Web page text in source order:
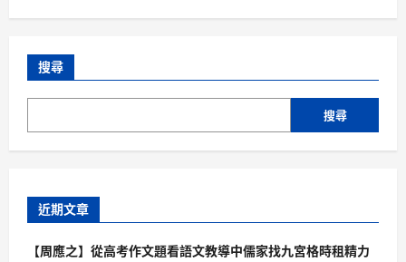
搜尋
搜尋
近期文章
【周應之】從高考作文題看語文教導中儒家找九宮格時租精力